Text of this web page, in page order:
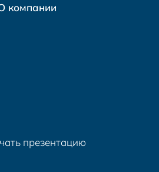
компании
презентацию